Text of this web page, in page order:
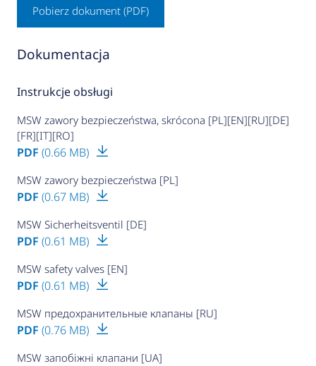
Pobierz dokument (PDF)
Dokumentacja
Instrukcje obsługi
MSW zawory bezpieczeństwa, skrócona [PL][EN][RU][DE]
[FR][IT][RO]
PDF (0.66 MB)
MSW zawory bezpieczeństwa [PL]
PDF (0.67 MB)
MSW Sicherheitsventil [DE]
PDF (0.61 MB)
MSW safety valves [EN]
PDF (0.61 MB)
MSW предохранительные клапаны [RU]
PDF (0.76 MB)
MSW запобіжні клапани [UA]